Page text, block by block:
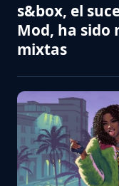
s&box, el
Mod, ha sido
mixtas